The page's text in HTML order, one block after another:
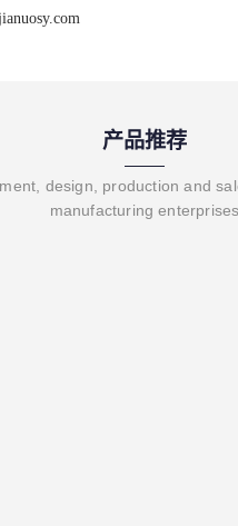
产品推荐
design, production and
manufacturing enterprises